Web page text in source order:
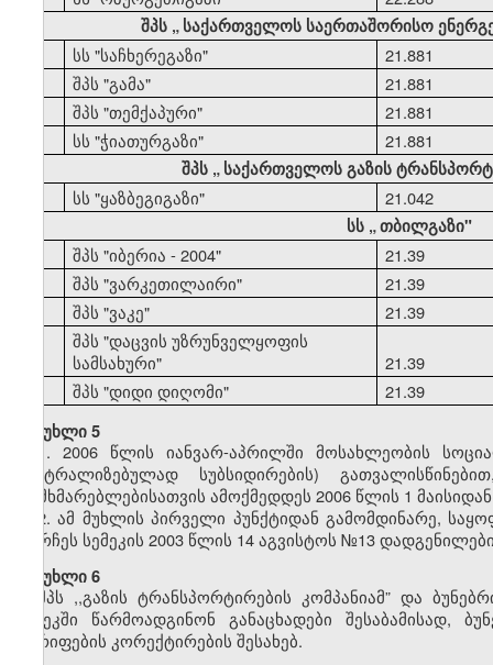
შპს „ საქართველოს საერთაშორისო
სს "საჩხერეგაზი"
21.881
შპს "გამა"
21.881
შპს "თემქაპური"
21.881
სს "ჭიათურგაზი"
21.881
შპს „საქართველოს გაზის
სს "ყაზბეგიგაზი"
21.042
სს „თბილგაზი"
შპს "იბერია - 2004"
21.39
შპს "ვარკეთილაირი"
21.39
შპს "ვაკე" 21.39
შპს "დაცვის უზრუნველყოფის
სამსახური"
21.39
შპს "დიდი დიღომი"
21.39
მუხლი 5
1. 2006 წლის იანვარ-აპრილში მოსახლეობის
ცენტრალიზებულად სუბსიდირების)
მომხმარებლებისათვის ამოქმედდეს 2006 წლის 1
2. ამ მუხლის პირველი პუნქტიდან გამომდინარე,
დარჩეს სემეკის 2003 წლის 14 აგვისტოს №13
მუხლი 6
შპს ,,გაზის ტრანსპორტირების კომპანიამ” და
სემეკში წარმოადგინონ განაცხადები შესაბამისად,
ტარიფების კორექტირების შესახებ.